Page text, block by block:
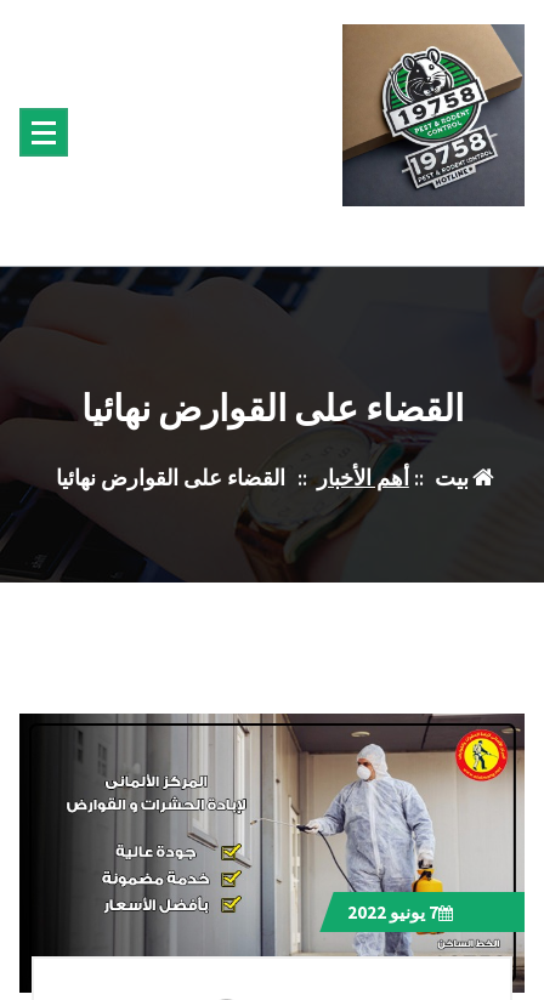
المحتوى
القضاء على القوارض نهائيا
بيت ::أهم الأخبار :: القضاء على القوارض نهائيا
7 يونيو 2022